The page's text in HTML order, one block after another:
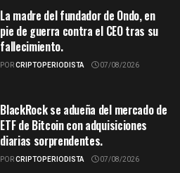
La madre del fundador de Ondo, en
pie de guerra contra el CEO tras su
fallecimiento.
PORCRIPTOPERIODISTA 07/08/2026
BlackRock se adueña del mercado de
ETF de Bitcoin con adquisiciones
diarias sorprendentes.
PORCRIPTOPERIODISTA 07/08/2026